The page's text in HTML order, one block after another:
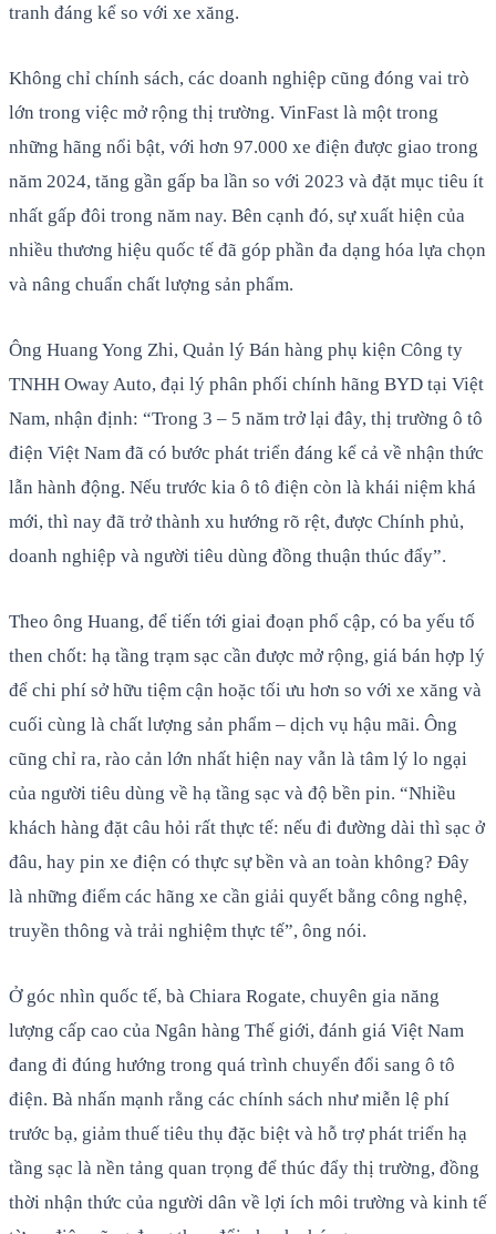
tranh đáng kể so với xe xăng.
Không chỉ chính sách, các doanh nghiệp cũng đóng vai trò
lớn trong việc mở rộng thị trường. VinFast là một trong
những hãng nổi bật, với hơn 97.000 xe điện được giao trong
năm 2024, tăng gần gấp ba lần so với 2023 và đặt mục tiêu ít
nhất gấp đôi trong năm nay. Bên cạnh đó, sự xuất hiện của
nhiều thương hiệu quốc tế đã góp phần đa dạng hóa lựa chọn
và nâng chuẩn chất lượng sản phẩm.
Ông Huang Yong Zhi, Quản lý Bán hàng phụ kiện Công ty
TNHH Oway Auto, đại lý phân phối chính hãng BYD tại Việt
Nam, nhận định: “Trong 3 – 5 năm trở lại đây, thị trường ô tô
điện Việt Nam đã có bước phát triển đáng kể cả về nhận thức
lẫn hành động. Nếu trước kia ô tô điện còn là khái niệm khá
mới, thì nay đã trở thành xu hướng rõ rệt, được Chính phủ,
doanh nghiệp và người tiêu dùng đồng thuận thúc đẩy”.
Theo ông Huang, để tiến tới giai đoạn phổ cập, có ba yếu tố
then chốt: hạ tầng trạm sạc cần được mở rộng, giá bán hợp lý
để chi phí sở hữu tiệm cận hoặc tối ưu hơn so với xe xăng và
cuối cùng là chất lượng sản phẩm – dịch vụ hậu mãi. Ông
cũng chỉ ra, rào cản lớn nhất hiện nay vẫn là tâm lý lo ngại
của người tiêu dùng về hạ tầng sạc và độ bền pin. “Nhiều
khách hàng đặt câu hỏi rất thực tế: nếu đi đường dài thì sạc ở
đâu, hay pin xe điện có thực sự bền và an toàn không? Đây
là những điểm các hãng xe cần giải quyết bằng công nghệ,
truyền thông và trải nghiệm thực tế”, ông nói.
Ở góc nhìn quốc tế, bà Chiara Rogate, chuyên gia năng
lượng cấp cao của Ngân hàng Thế giới, đánh giá Việt Nam
đang đi đúng hướng trong quá trình chuyển đổi sang ô tô
điện. Bà nhấn mạnh rằng các chính sách như miễn lệ phí
trước bạ, giảm thuế tiêu thụ đặc biệt và hỗ trợ phát triển hạ
tầng sạc là nền tảng quan trọng để thúc đẩy thị trường, đồng
thời nhận thức của người dân về lợi ích môi trường và kinh tế